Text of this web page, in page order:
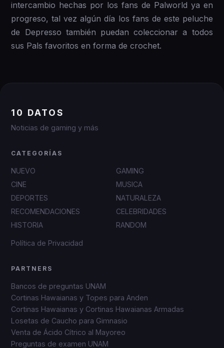
intercambio hechas por los fans de Palworld ya en
progreso, tal vez algún día los fans de este peluche
de Depresso también puedan coleccionar a todos
sus Pals favoritos en forma de crochet.
10 DATOS
Noticias de gaming y más
CATEGORÍAS
NUEVO
GAMING
CINE
MUSICA
DEPORTES
NATURALEZA
RECOMENDACIONES
CELEBRIDADES
HISTORIA
RANDOM
Política de Privacidad
PARTNERS
Bancos de preguntas UNAM
Cortinas Hawaianas y Topes para Anden
Cortinas Hawaianas y Cortinas Hawaianas Armadas
Losetas de Caucho para Gimnasio
Venta de Ácido Cítrico al Mayoreo
Preguntas de examen UNAM